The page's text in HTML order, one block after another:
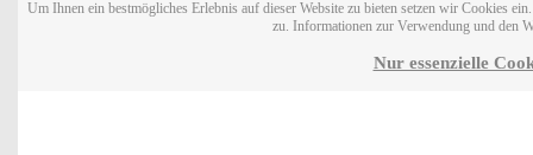
Um Ihnen ein bestmögliches Erlebnis auf dieser Website zu bieten setzen wir Cookies
zu. Informationen zur Verwendung und den
Nur essenzielle